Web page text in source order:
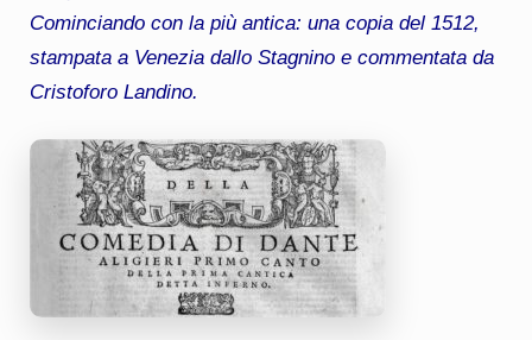
Cominciando con la più antica: una copia del 1512,
stampata a Venezia dallo Stagnino e commentata da
Cristoforo Landino.